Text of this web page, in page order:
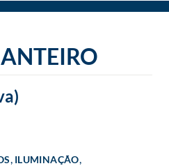
, ILUMINAÇÃO,